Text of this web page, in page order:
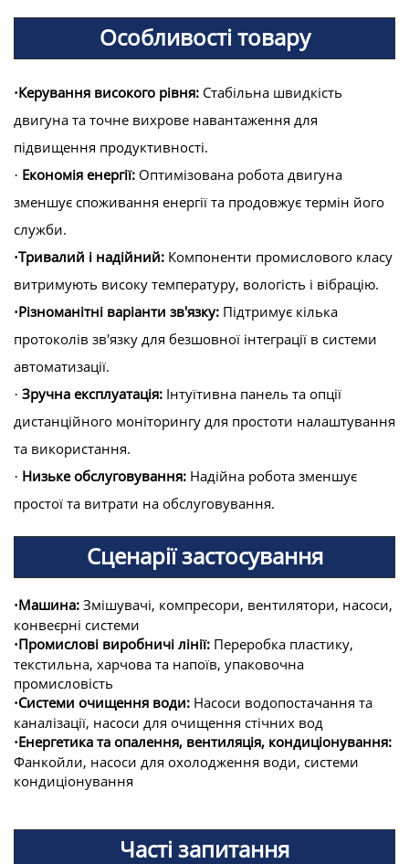
Особливості товару
·Керування високого рівня: Стабільна швидкість
двигуна та точне вихрове навантаження для
підвищення продуктивності.
· Економія енергії: Оптимізована робота двигуна
зменшує споживання енергії та продовжує термін його
служби.
·Тривалий і надійний: Компоненти промислового класу
витримують високу температуру, вологість і вібрацію.
·Різноманітні варіанти зв'язку: Підтримує кілька
протоколів зв'язку для безшовної інтеграції в системи
автоматизації.
· Зручна експлуатація: Інтуїтивна панель та опції
дистанційного моніторингу для простоти налаштування
та використання.
· Низьке обслуговування: Надійна робота зменшує
простої та витрати на обслуговування.
Сценарії застосування
·Машина: Змішувачі, компресори, вентилятори, насоси,
конвеєрні системи
·Промислові виробничі лінії: Переробка пластику,
текстильна, харчова та напоїв, упаковочна
промисловість
·Системи очищення води: Насоси водопостачання та
каналізації, насоси для очищення стічних вод
·Енергетика та опалення, вентиляція, кондиціонування:
Фанкойли, насоси для охолодження води, системи
кондиціонування
Часті запитання